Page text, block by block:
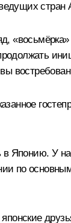
Японию. У
по